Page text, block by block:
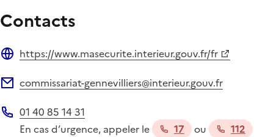
Contacts
https://www.masecurite.interieur.gouv.fr/fr
commissariat-gennevilliers@interieur.gouv.fr
Téléphone
01 40 85 14 31
En cas d’urgence, appeler le
17 ou
112